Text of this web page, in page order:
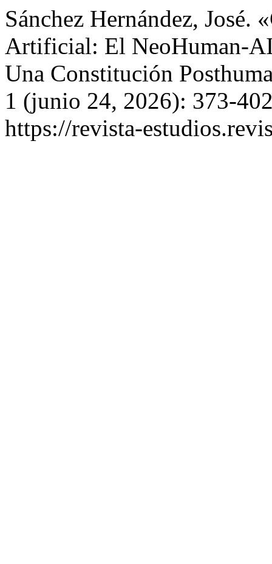
Sánchez Hernández,
Artificial: El NeoHuman-
Una Constitución
1 (junio 24, 2026): 373-
https://revista-